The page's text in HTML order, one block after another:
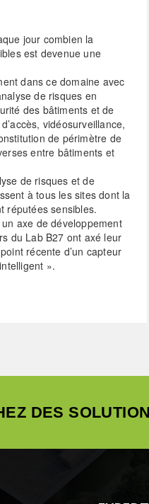
jour combien la
est devenue une
dans ce domaine avec
de risques en
des bâtiments et de
vidéosurveillance,
de périmètre de
entre bâtiments et
de risques et de
à tous les sites dont la
réputées sensibles.
axe de développement
du Lab B27 ont axé leur
récente d’un capteur
».
DES